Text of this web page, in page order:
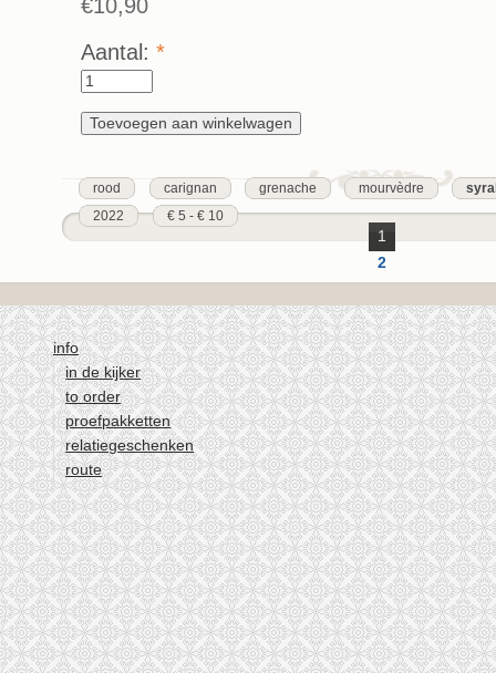
€10,90
Aantal: *
rood carignan grenache mourvèdre
2022
€ 5 - € 10
1
2
4
volgende ›
laatste »
info
in de kijker
to order
proefpakketten
relatiegeschenken
route